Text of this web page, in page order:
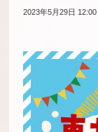
2023年5月29日 12:00